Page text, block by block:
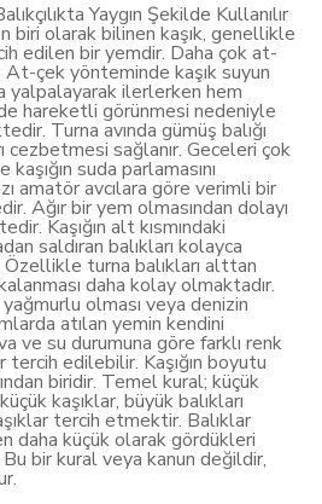
Yaygın Şekilde Kullanılır
biri olarak bilinen kaşık, genellikle
edilen bir yemdir. Daha çok at-
At-çek yönteminde kaşık suyun
yalpalayarak ilerlerken hem
hareketli görünmesi nedeniyle
Turna avında gümüş balığı
cezbetmesi sağlanır. Geceleri çok
suda parlamasını
amatör avcılara göre verimli bir
Ağır bir yem olmasından dolayı
Kaşığın alt kısmındaki
saldıran balıkları kolayca
turna balıkları alttan
daha kolay olmaktadır.
olması veya denizin
atılan yemin kendini
ve su durumuna göre farklı renk
edilebilir. Kaşığın boyutu
biridir. Temel kural; küçük
kaşıklar, büyük balıkları
tercih etmektir. Balıklar
daha küçük olarak gördükleri
bir kural veya kanun değildir,